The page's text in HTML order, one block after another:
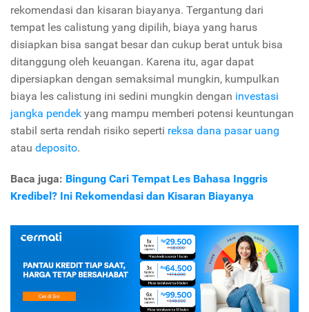
rekomendasi dan kisaran biayanya. Tergantung dari
tempat les calistung yang dipilih, biaya yang harus
disiapkan bisa sangat besar dan cukup berat untuk bisa
ditanggung oleh keuangan. Karena itu, agar dapat
dipersiapkan dengan semaksimal mungkin, kumpulkan
biaya les calistung ini sedini mungkin dengan investasi
jangka pendek yang mampu memberi potensi keuntungan
stabil serta rendah risiko seperti reksa dana pasar uang
atau deposito.
Baca juga: Bingung Cari Tempat Les Bahasa Inggris
Kredibel? Ini Rekomendasi dan Kisaran Biayanya